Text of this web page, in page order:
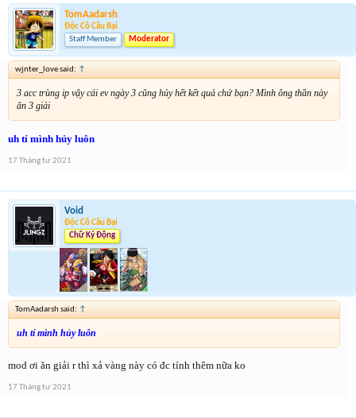
TomAadarsh
Độc Cô Cầu Bại
Staff Member
Moderator
wjnter_love said: ↑
3 acc trùng ip vậy cái ev ngày 3 cũng hủy hết kết quả chứ bạn? Mình ông thần này
ăn 3 giải
uh tí mình hủy luôn
17 Tháng tư 2021
Void
Độc Cô Cầu Bại
Chữ Ký Động
TomAadarsh said: ↑
uh tí mình hủy luôn
mod ơi ăn giải r thì xả vàng này có đc tính thêm nữa ko
17 Tháng tư 2021